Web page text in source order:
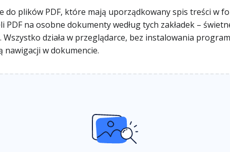
do plików PDF, które mają uporządkowany spis treści w
na osobne dokumenty według tych zakładek –
działa w przeglądarce, bez instalowania
w dokumencie.